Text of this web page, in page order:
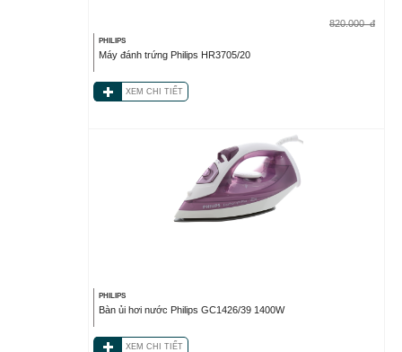
820.000 đ
PHILIPS
Máy đánh trứng Philips HR3705/20
XEM CHI TIẾT
PHILIPS
Bàn ủi hơi nước Philips GC1426/39 1400W
XEM CHI TIẾT